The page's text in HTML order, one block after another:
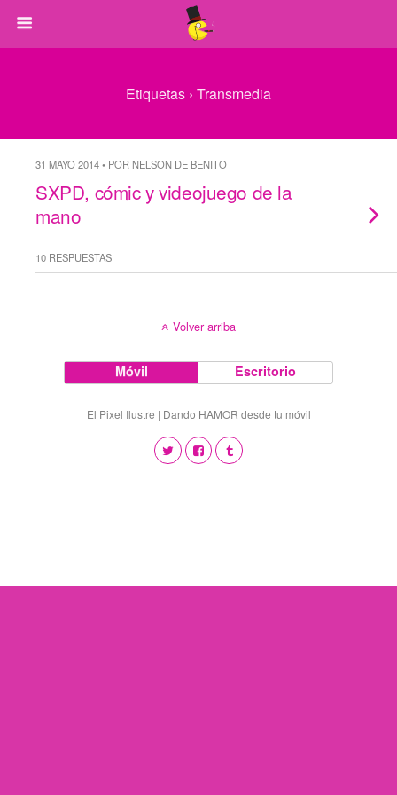
Etiquetas › Transmedia
31 MAYO 2014 • POR NELSON DE BENITO
SXPD, cómic y videojuego de la
mano
10 RESPUESTAS
Volver arriba
Móvil Escritorio
El Pixel Ilustre | Dando HAMOR desde tu móvil